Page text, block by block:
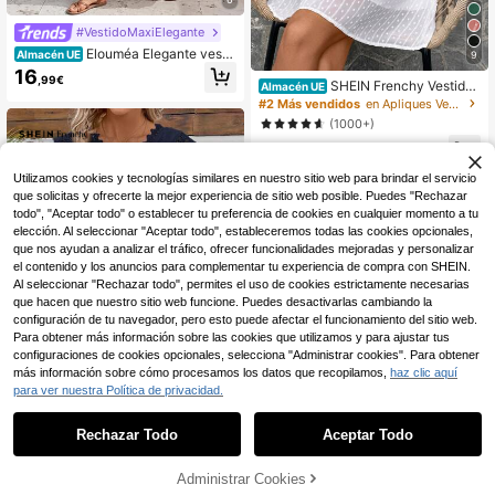
#VestidoMaxiElegante
Almacén UE Elouméa Elegante vesti
do largo de verano para mujer en es
tilo bohemio/boho/festival con vola
ecuado para citas, trabajo, vacacio
nes, días festivos, uso casual, estilo
bohemio de verano/vacaciones/fes
s de caballos
16 ,99€
Almacén UE SHEIN Frenchy Vestido
casual de manga corta con estamp
ado de unicolor, con recortes y bord
(1000+)
9
Almacén UE SHEIN Frenchy Vestido
Camisero De Jacquard Con Espald
a Descubierta Y Retazos Bordados
Para Mujer
#2 Más vendidos
en Apliques Vestidos De Mujer
(1000+)
15
0
Utilizamos cookies y tecnologías similares en nuestro sitio web para brindar el servicio
que solicitas y ofrecerte la mejor experiencia de sitio web posible. Puedes "Rechazar
todo", "Aceptar todo" o establecer tu preferencia de cookies en cualquier momento a tu
elección. Al seleccionar "Aceptar todo", estableceremos todas las cookies opcionales,
que nos ayudan a analizar el tráfico, ofrecer funcionalidades mejoradas y personalizar
el contenido y los anuncios para complementar tu experiencia de compra con SHEIN.
Al seleccionar "Rechazar todo", permites el uso de cookies estrictamente necesarias
que hacen que nuestro sitio web funcione. Puedes desactivarlas cambiando la
configuración de tu navegador, pero esto puede afectar el funcionamiento del sitio web.
Para obtener más información sobre las cookies que utilizamos y para ajustar tus
configuraciones de cookies opcionales, selecciona "Administrar cookies". Para obtener
más información sobre cómo procesamos los datos que recopilamos, haz clic aquí
para ver nuestra Política de privacidad.
Rechazar Todo Aceptar Todo
Administrar Cookies